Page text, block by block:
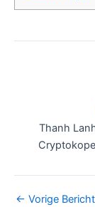
Thanh
Bericht
← Vorige Bericht